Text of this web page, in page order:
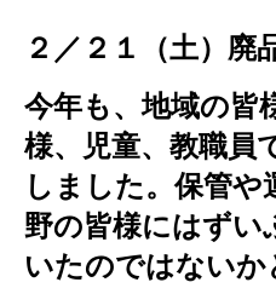
２／２１（土）廃
今年も、地域の皆
様、児童、教職員
しました。保管や
野の皆様にはずい
いたのではない